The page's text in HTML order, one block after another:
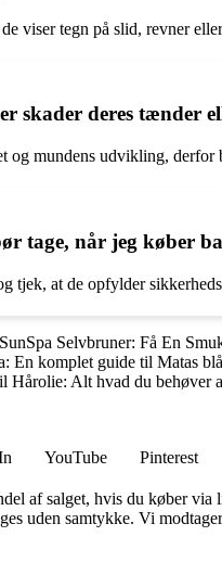
viser tegn på slid, revner
skader deres tænder
mundens udvikling, derfor
tage, når jeg køber
tjek, at de opfylder
SunSpa Selvbruner: Få En
En komplet guide til Matas
Hårolie: Alt hvad du behøver
YouTube Pinterest
af salget, hvis du køber via
uden samtykke. Vi